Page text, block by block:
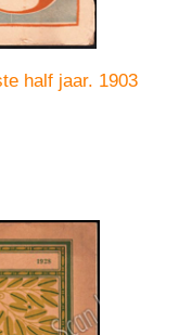
half jaar. 1903